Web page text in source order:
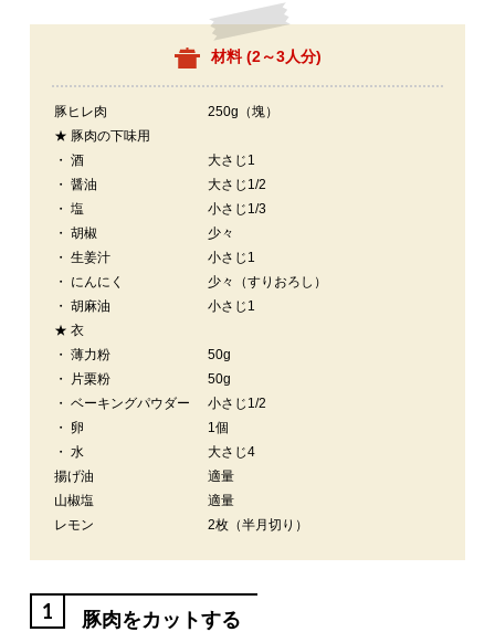
材料 (2～3人分)
豚ヒレ肉
250g（塊）
★ 豚肉の下味用
・ 酒
大さじ1
・ 醤油
大さじ1/2
・ 塩
小さじ1/3
・ 胡椒
少々
・ 生姜汁
小さじ1
・ にんにく
少々（すりおろし）
・ 胡麻油
小さじ1
★ 衣
・ 薄力粉
50g
・ 片栗粉
50g
・ ベーキングパウダー
小さじ1/2
・ 卵
1個
・ 水
大さじ4
揚げ油
適量
山椒塩
適量
レモン
2枚（半月切り）
1 豚肉をカットする